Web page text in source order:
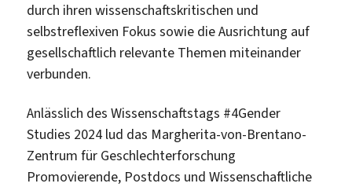
durch ihren wissenschaftskritischen und
selbstreflexiven Fokus sowie die Ausrichtung auf
gesellschaftlich relevante Themen miteinander
verbunden.
Anlässlich des Wissenschaftstags #4Gender
Studies 2024 lud das Margherita-von-Brentano-
Zentrum für Geschlechterforschung
Promovierende, Postdocs und Wissenschaftliche